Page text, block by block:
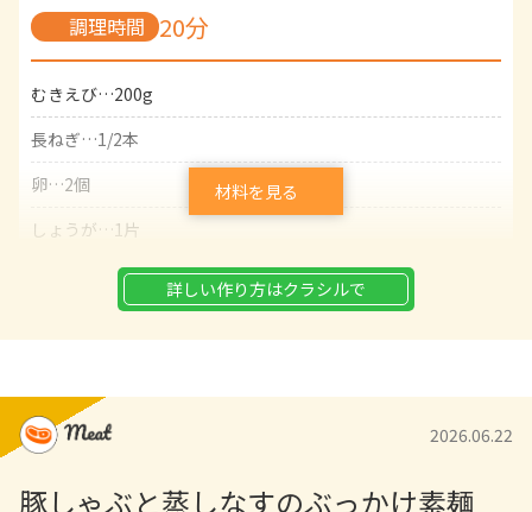
材料を見る
調理時間 20分
むきえび…200g
長ねぎ…1/2本
卵…2個
しょうが…1片
にんにく…1片
サラダ油…大さじ2
酒…大さじ1
豆板醤…小さじ1
詳しい作り方はクラシルで
2026.06.22
豚しゃぶと蒸しなすのぶっかけ素麺